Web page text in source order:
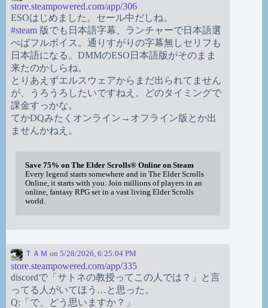
store.steampowered.com/app/306
ESOはじめました。セール中だしね。
#steam 版でも日本語字幕、ランチャーで日本語選
べばフルボイス。通りすがりの字幕無しセリフも
日本語になる。DMMのESO日本語版がそのまま
来たのかしらね。
とりあえずエルスウェアからまだ出られてません
が、うろうろしたいですねえ。どのタイミングで
課金すっかな。
てかDQみたくオンライン→オフライン版とか出
ませんかねえ。
Save 75% on The Elder Scrolls® Online on Steam
Every legend starts somewhere and in The Elder Scrolls
Online, it starts with you. Join millions of players in an
online, fantasy RPG set in a vast living Elder Scrolls
world.
ＴＡＭ on 5/28/2026, 6:25:04 PM
store.steampowered.com/app/335
discordで「サトネの教授ってこの人では？」と言
ってる人がいてほう…と思った。
Q:「で、どう思いますか？」